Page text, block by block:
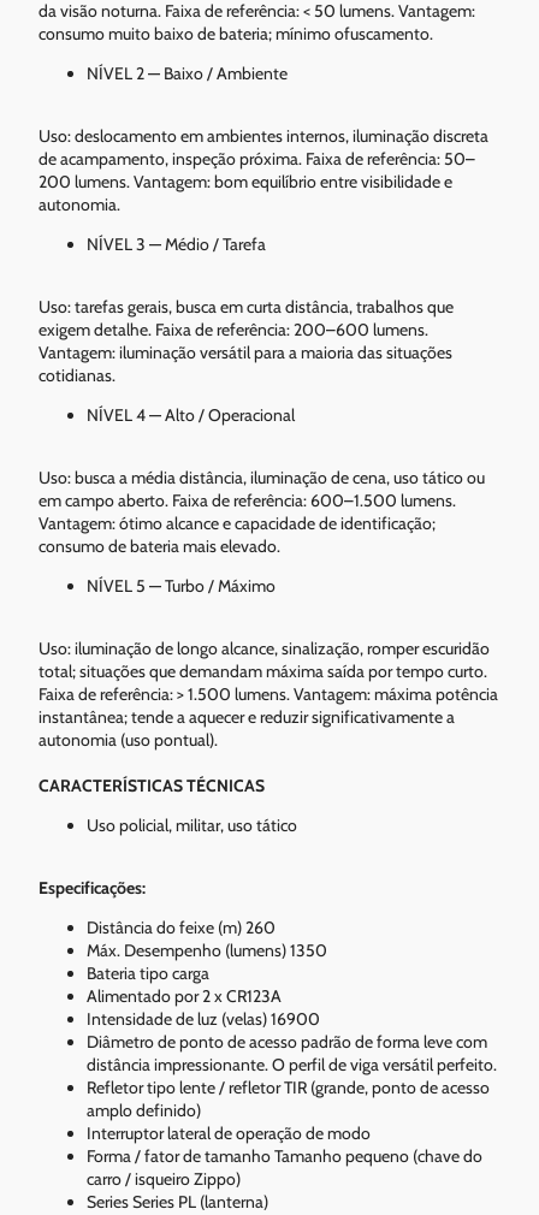
da visão noturna. Faixa de referência: < 50 lumens. Vantagem:
consumo muito baixo de bateria; mínimo ofuscamento.
NÍVEL 2 — Baixo / Ambiente
Uso: deslocamento em ambientes internos, iluminação discreta
de acampamento, inspeção próxima. Faixa de referência: 50–
200 lumens. Vantagem: bom equilíbrio entre visibilidade e
autonomia.
NÍVEL 3 — Médio / Tarefa
Uso: tarefas gerais, busca em curta distância, trabalhos que
exigem detalhe. Faixa de referência: 200–600 lumens.
Vantagem: iluminação versátil para a maioria das situações
cotidianas.
NÍVEL 4 — Alto / Operacional
Uso: busca a média distância, iluminação de cena, uso tático ou
em campo aberto. Faixa de referência: 600–1.500 lumens.
Vantagem: ótimo alcance e capacidade de identificação;
consumo de bateria mais elevado.
NÍVEL 5 — Turbo / Máximo
Uso: iluminação de longo alcance, sinalização, romper escuridão
total; situações que demandam máxima saída por tempo curto.
Faixa de referência: > 1.500 lumens. Vantagem: máxima potência
instantânea; tende a aquecer e reduzir significativamente a
autonomia (uso pontual).
CARACTERÍSTICAS TÉCNICAS
Uso policial, militar, uso tático
Especificações:
Distância do feixe (m) 260
Máx. Desempenho (lumens) 1350
Bateria tipo carga
Alimentado por 2 x CR123A
Intensidade de luz (velas) 16900
Diâmetro de ponto de acesso padrão de forma leve com
distância impressionante. O perfil de viga versátil perfeito.
Refletor tipo lente / refletor TIR (grande, ponto de acesso
amplo definido)
Interruptor lateral de operação de modo
Forma / fator de tamanho Tamanho pequeno (chave do
carro / isqueiro Zippo)
Series Series PL (lanterna)